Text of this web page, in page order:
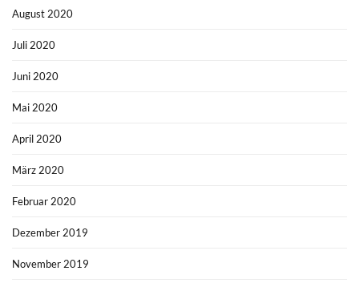
August 2020
Juli 2020
Juni 2020
Mai 2020
April 2020
März 2020
Februar 2020
Dezember 2019
November 2019